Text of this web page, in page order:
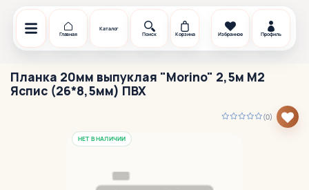
Главная
Каталог
Поиск
Корзина Избранное Профиль
Планка 20мм выпуклая "Morino" 2,5м М2
Яспис (26*8,5мм) ПВХ
(0)
НЕТ В НАЛИЧИИ